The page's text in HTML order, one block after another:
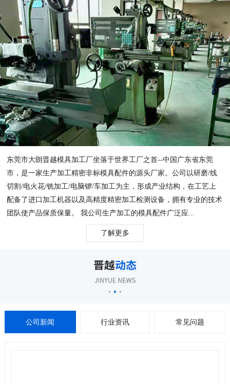
东莞市大朗晋越模具加工厂坐落于世界工厂之首--中国广东省东莞
市，是一家生产加工精密非标模具配件的源头厂家。公司以研磨/线
切割/电火花/铣加工/电脑锣/车加工为主，形成产业结构，在工艺上
配备了进口加工机器以及高精度精密加工检测设备，拥有专业的技术
团队使产品保质保量。 我公司生产加工的模具配件广泛应...
了解更多
公司新闻 行业资讯 常见问题